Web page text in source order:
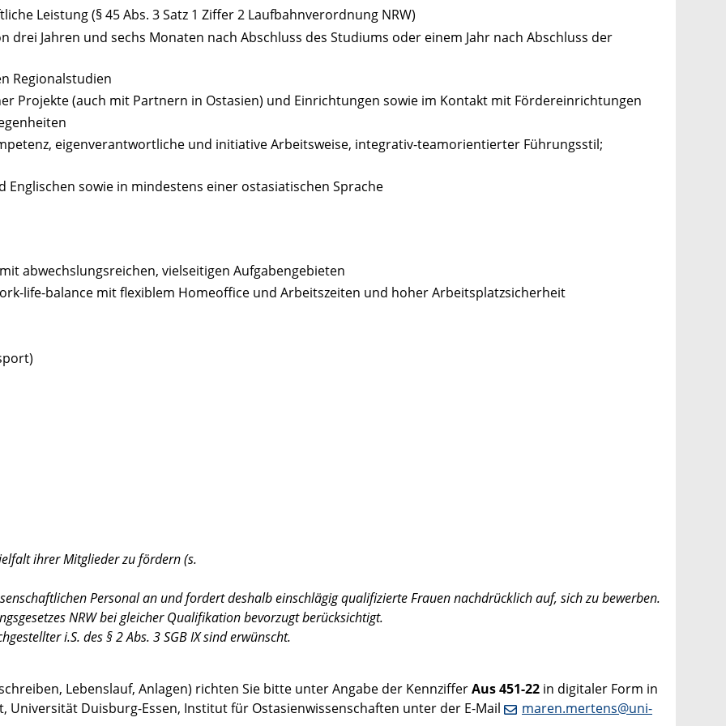
Leistung (§ 45 Abs. 3 Satz 1 Ziffer 2 Laufbahnverordnung NRW)
Jahren und sechs Monaten nach Abschluss des Studiums oder einem Jahr nach Abschluss der
Regionalstudien
Projekte (auch mit Partnern in Ostasien) und Einrichtungen sowie im Kontakt mit Fördereinrichtungen
eigenverantwortliche und initiative Arbeitsweise, integrativ-teamorientierter Führungsstil;
sowie in mindestens einer ostasiatischen Sprache
abwechslungsreichen, vielseitigen Aufgabengebieten
life-balance mit flexiblem Homeoffice und Arbeitszeiten und hoher Arbeitsplatzsicherheit
ihrer Mitglieder zu fördern (s.
Personal an und fordert deshalb einschlägig qualifizierte Frauen nachdrücklich auf, sich zu bewerben.
NRW bei gleicher Qualifikation bevorzugt berücksichtigt.
i.S. des § 2 Abs. 3 SGB IX sind erwünscht.
Lebenslauf, Anlagen) richten Sie bitte unter Angabe der KennzifferAus 451-22 in digitaler Form in
Universität Duisburg-Essen, Institut für Ostasienwissenschaften unter der E-Mail
maren.mertens@uni-